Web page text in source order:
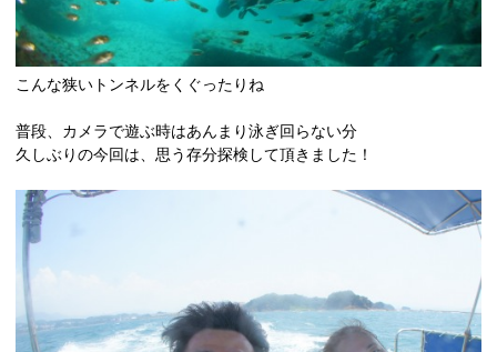
こんな狭いトンネルをくぐったりね
普段、カメラで遊ぶ時はあんまり泳ぎ回らない分
久しぶりの今回は、思う存分探検して頂きました！